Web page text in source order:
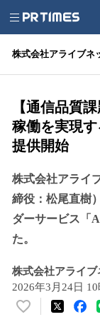
株式会社アライブネ
【通信品質
稼働を実現す
提供開始
株式会社アライ
締役：松尾直樹
ダーサービス「
た。
株式会社アライブ
2026年3月24日
い